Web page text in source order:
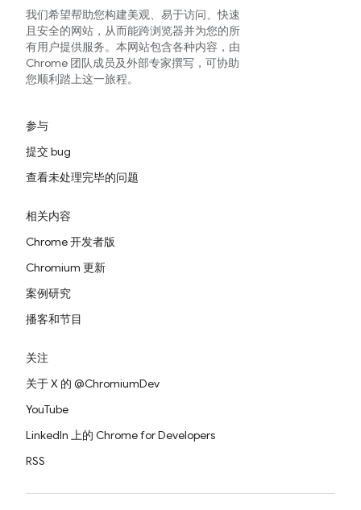
我们希望帮助您构建美观、易于访问、快速
且安全的网站，从而能跨浏览器并为您的所
有用户提供服务。本网站包含各种内容，由
Chrome 团队成员及外部专家撰写，可协助
您顺利踏上这一旅程。
参与
提交 bug
查看未处理完毕的问题
相关内容
Chrome 开发者版
Chromium 更新
案例研究
播客和节目
关注
关于 X 的 @ChromiumDev
YouTube
LinkedIn 上的 Chrome for Developers
RSS